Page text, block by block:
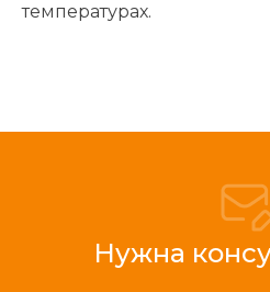
температурах.
Нужна